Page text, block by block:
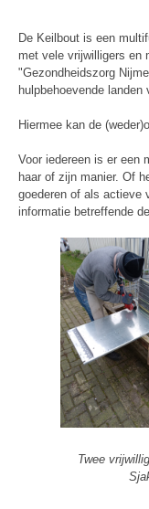
De Keilbout is een
met vele vrijwilligers en
"Gezondheidszorg
hulpbehoevende landen
Hiermee kan de
Voor iedereen is er een
haar of zijn manier. Of
goederen of als actieve
informatie betreffende
Twee